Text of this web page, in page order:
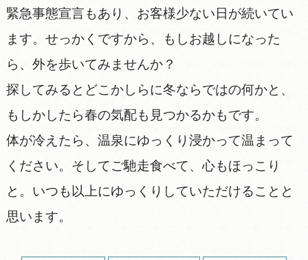
緊急事態宣言もあり、お客様少ない日が続いてい
ます。せっかくですから、もしお越しになった
ら、外を歩いてみませんか？
探してみるとどこかしらに冬ならではの何かと、
もしかしたら春の気配も見つかるかもです。
体が冷えたら、温泉にゆっくり浸かって温まって
ください。そしてご馳走食べて、心もほっこり
と。いつも以上にゆっくりしていただけることと
思います。